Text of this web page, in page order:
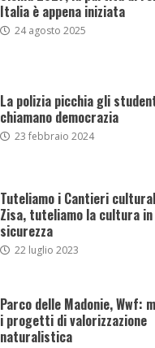
Italia è appena iniziata
24 agosto 2025
La polizia picchia gli
chiamano democrazia
23 febbraio 2024
Tuteliamo i Cantieri
Zisa, tuteliamo la cultura in
sicurezza
22 luglio 2023
Parco delle Madonie, Wwf:
i progetti di valorizzazione
naturalistica